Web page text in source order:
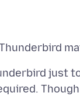
just